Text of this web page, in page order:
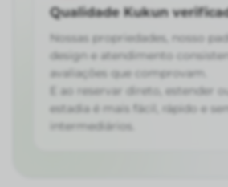
Qualidade Kukun
Nossas propriedades, nosso
design e atendimento
avaliações que comprovam.
E ao reservar direto, estender
estadia é mais fácil, rápido e
intermediários.